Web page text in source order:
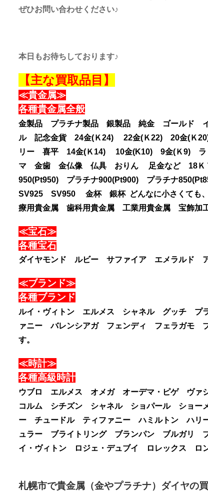
ぜひお問い合わせください♪
本日もお待ちしております♪
【主な買取品目】
≪貴金属≫
各種貴金属全般
金製品 プラチナ製品 銀製品 純金 ゴールド
ル 記念金貨 24金(Ｋ24) 22金(Ｋ22) 20金(Ｋ
リー 喜平 14金(Ｋ14) 10金(K10) 9金(Ｋ9) ラミ
マ 金歯 金仏像 仏具 おりん 足金など 18ＫＴ
950(Pt950) プラチナ900(Pt900) プラチナ
SV925 SV950 金杯 銀杯 どんなに小さくても、1
療用貴金属 歯科用貴金属 工業用貴金属 宝飾加工
≪宝石≫
各種宝石
ダイヤモンド ルビー サファイア エメラルド
≪ブランド≫
各種ブランド
ルイ・ヴィトン エルメス シャネル グッチ
ァニー バレンシアガ フェンディ フェラガモ
す。
≪時計≫
各種高級時計
ウブロ エルメス オメガ オーデマ・ピゲ ヴァ
コルム シチズン シャネル ショパール ショー
ー チュードル ティファニー ハミルトン ハリ
ュラー ブライトリング ブランパン ブルガリ
イ・ヴィトン ロジェ・デュブイ ロレックス ロ
札幌市で貴金属 （金やプラチナ）ダイヤの